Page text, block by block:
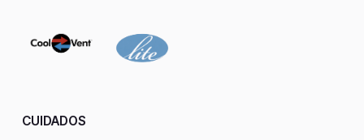
CUIDADOS